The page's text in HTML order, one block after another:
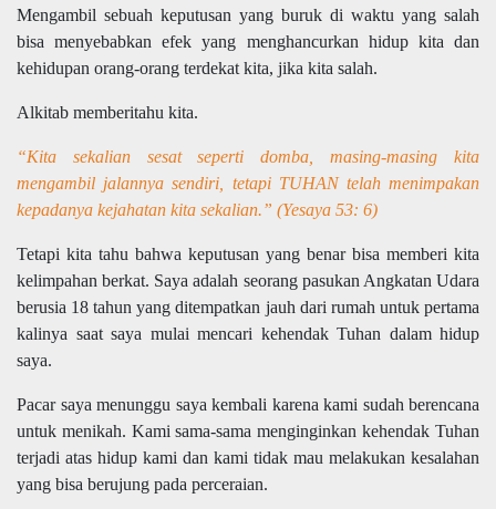
Mengambil sebuah keputusan yang buruk di waktu yang salah
bisa menyebabkan efek yang menghancurkan hidup kita dan
kehidupan orang-orang terdekat kita, jika kita salah.
Alkitab memberitahu kita.
“Kita sekalian sesat seperti domba, masing-masing kita
mengambil jalannya sendiri, tetapi TUHAN telah menimpakan
kepadanya kejahatan kita sekalian.” (Yesaya 53: 6)
Tetapi kita tahu bahwa keputusan yang benar bisa memberi kita
kelimpahan berkat. Saya adalah seorang pasukan Angkatan Udara
berusia 18 tahun yang ditempatkan jauh dari rumah untuk pertama
kalinya saat saya mulai mencari kehendak Tuhan dalam hidup
saya.
Pacar saya menunggu saya kembali karena kami sudah berencana
untuk menikah. Kami sama-sama menginginkan kehendak Tuhan
terjadi atas hidup kami dan kami tidak mau melakukan kesalahan
yang bisa berujung pada perceraian.